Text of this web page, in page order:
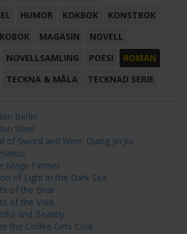
HUMOR KOKBOK
KONSTBOK
MAGASIN
NOVELL
NOVELLSAMLING POESI
ROMAN
TECKNA & MÅLA TECKNAD SERIE
Berlin
Steel
of Sword and Wine: Qiang Jin Jiu
Mage Farmer
of Light in the Dark Sea
of the Briar
of the Void
and Beastly
the Coffee Gets Cold